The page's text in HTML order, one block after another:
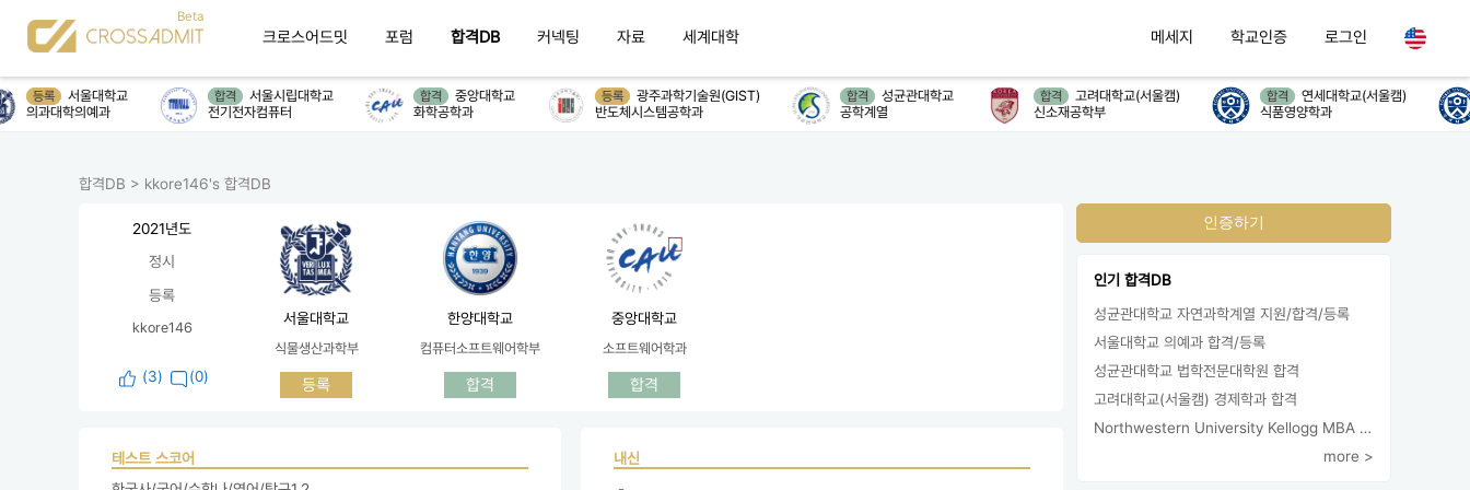
크로스어드밋 포럼 합격DB 커넥팅 자료 세계대학 메세지 학교인증 로그인
등록
서울대학교
의과대학의예과
합격
서울시립대학교
전기전자컴퓨터
합격
중앙대학교
화학공학과
등록
광주과학기술원(GIST)
반도체시스템공학과
합격
성균관대학교
공학계열
합격
고려대학교(서울캠)
신소재공학부
합격
연세대학교(서울캠)
식품영양학과
합격DB > kkore146's 합격DB
2021년도
정시
등록
kkore146
(3) (0)
서울대학교
식물생산과학부
등록
한양대학교
컴퓨터소프트웨어학부
합격
중앙대학교
소프트웨어학과
합격
테스트 스코어
내신
인증하기
인기 합격DB
성균관대학교 자연과학계열 지원/합격/등록
서울대학교 의예과 합격/등록
성균관대학교 법학전문대학원 합격
고려대학교(서울캠) 경제학과 합격
Northwestern University Kellogg MBA 합격
more >